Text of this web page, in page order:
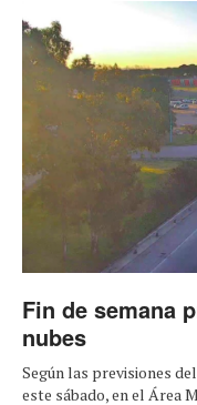
Fin de semana
nubes
Según las previsiones
este sábado, en el Área